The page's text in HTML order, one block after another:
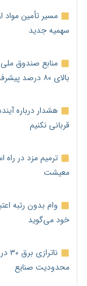
سهمیه جدید
منابع صندوق
بالای ۸۰ درصد پیشرفت
هشدار درباره
قربانی نکنیم
ترمیم مزد در
معیشت
وام بدون رتبه
خود می‌گوید
محدودیت صنایع